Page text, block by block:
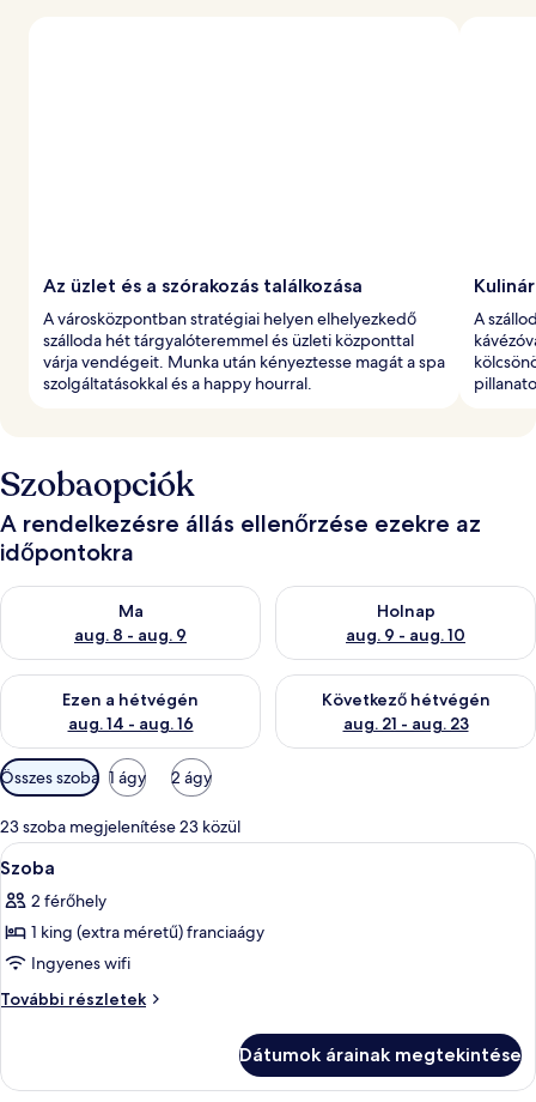
Az üzlet és a szórakozás találkozása
A városközpontban stratégiai helyen elhelyezkedő
szálloda hét tárgyalóteremmel és üzleti központtal
várja vendégeit. Munka után kényeztesse magát a spa
szolgáltatásokkal és a happy hourral.
A
Szobaopciók
A rendelkezésre állás ellenőrzése ezekre az
időpontokra
Ma
aug. 8 - aug. 9
A ma esti rendelkezésre állás ellenőrzése: aug. 8 - aug. 9
Holnap
aug. 9 - aug. 10
A holnapi rendelkezésre állás
Ezen a hétvégén
aug. 14 - aug. 16
A mostani hétvégi rendelkezésre állás ellenőrzése: aug. 14 -
Következő hétvégén
aug. 21 - aug. 23
A következő hétvégi
Szobákhoz
rendelkezésre
álló
szűrők
Összes szoba 1 ágy 2 ágy
23 szoba megjelenítése 23 közül
A
következő
szoba
összes
képének
megtekintése:
Egy modern előtér központi
1
Szoba
2 férőhely
1 king (extra méretű) franciaágy
Ingyenes wifi
További részletek
Szoba
Dátumok árainak megtekintése